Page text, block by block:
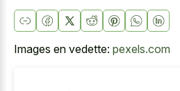
Images en vedette: pexels.com